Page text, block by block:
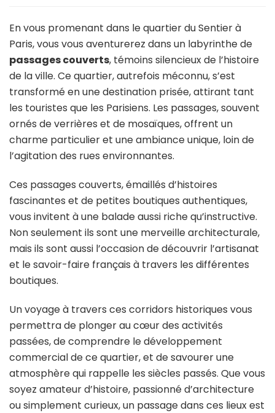
passages
du
quartier
du
Sentier
Paris
En vous promenant dans le quartier du Sentier à
Paris, vous vous aventurerez dans un labyrinthe de
passages couverts, témoins silencieux de l’histoire
de la ville. Ce quartier, autrefois méconnu, s’est
transformé en une destination prisée, attirant tant
les touristes que les Parisiens. Les passages, souvent
ornés de verrières et de mosaïques, offrent un
charme particulier et une ambiance unique, loin de
l’agitation des rues environnantes.
Ces passages couverts, émaillés d’histoires
fascinantes et de petites boutiques authentiques,
vous invitent à une balade aussi riche qu’instructive.
Non seulement ils sont une merveille architecturale,
mais ils sont aussi l’occasion de découvrir l’artisanat
et le savoir-faire français à travers les différentes
boutiques.
Un voyage à travers ces corridors historiques vous
permettra de plonger au cœur des activités
passées, de comprendre le développement
commercial de ce quartier, et de savourer une
atmosphère qui rappelle les siècles passés. Que vous
soyez amateur d’histoire, passionné d’architecture
ou simplement curieux, un passage dans ces lieux est